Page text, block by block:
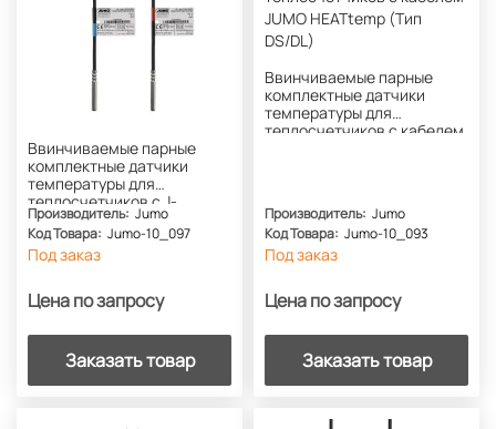
Ввинчиваемые парные
комплектные датчики
температуры для
теплосчетчиков с J-
образной головкой JUMO
HEAT temp
Производитель: Jumo
Код Товара: Jumo-10_097
Под заказ
Цена по запросу
Заказать товар
Ввинчиваемые парные
комплектные датчики
температуры для
теплосчетчиков с кабелем
Производитель: Jumo
Код Товара: Jumo-10_093
Под заказ
Цена по запросу
Заказать товар